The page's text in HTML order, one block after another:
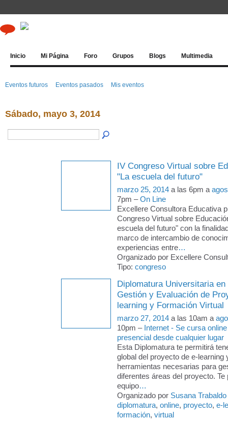
Inicio Mi Página Foro Grupos Blogs Multimedia
Eventos futuros Eventos pasados Mis eventos
Sábado, mayo 3, 2014
IV Congreso Virtual sobre
"La escuela del futuro"
marzo 25, 2014 a las 6pm a
7pm –On Line
Excellere Consultora Educativa
Congreso Virtual sobre
escuela del futuro" con la
marco de intercambio de
experiencias entre…
Organizado por Excellere
Tipo: congreso
Diplomatura Universitaria en
Gestión y Evaluación de
learning y Formación Virtual
marzo 27, 2014 a las 10am a
10pm – Internet - Se cursa
presencial desde cualquier lugar
Esta Diplomatura te permitirá
global del proyecto de e-learning
herramientas necesarias para
diferentes áreas del proyecto. Te
equipo…
Organizado por Susana Trabaldo
diplomatura, online, proyecto, e-
formación, virtual